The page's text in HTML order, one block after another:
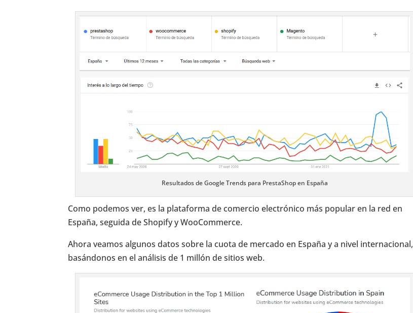
Resultados de Google Trends para PrestaShop en España
Como podemos ver, es la plataforma de comercio electrónico más popular en la red en
España, seguida de Shopify y WooCommerce.
Ahora veamos algunos datos sobre la cuota de mercado en España y a nivel internacional,
basándonos en el análisis de 1 millón de sitios web.